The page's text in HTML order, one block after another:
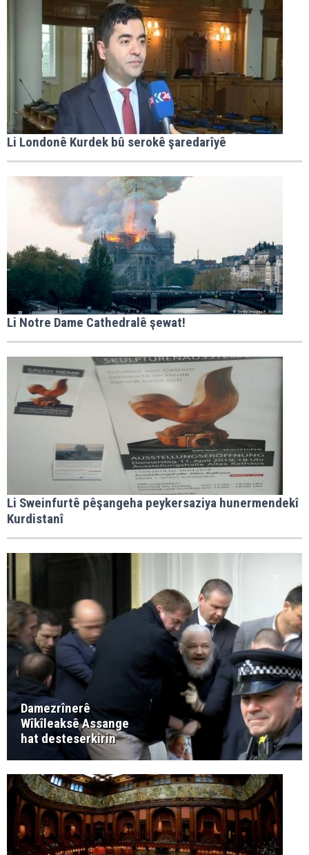
Li Londonê Kurdek bû serokê şaredarîyê
Li Notre Dame Cathedralê şewat!
Li Sweinfurtê pêşangeha peykersaziya hunermendekî
Kurdistanî
Damezrînerê
Wîkîleaksê Assange
hat desteserkirin